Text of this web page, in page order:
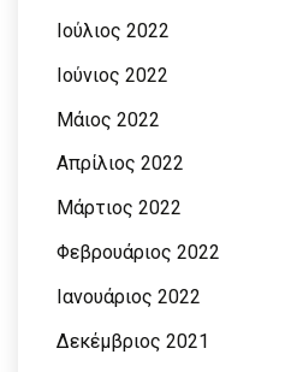
Ιούλιος 2022
Ιούνιος 2022
Μάιος 2022
Απρίλιος 2022
Μάρτιος 2022
Φεβρουάριος 2022
Ιανουάριος 2022
Δεκέμβριος 2021